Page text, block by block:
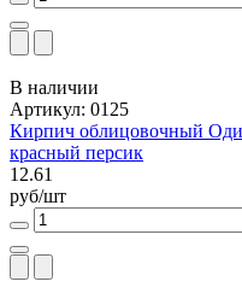
В наличии
Артикул: 0125
Кирпич облицовочный
красный персик
12.61
руб/шт